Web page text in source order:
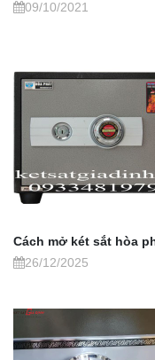
09/10/2021
Cách mở két sắt hòa
26/12/2025